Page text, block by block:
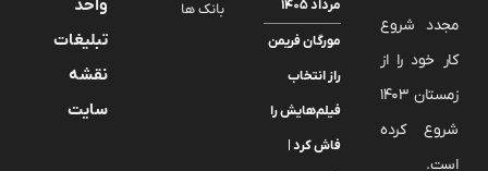
مجدد شروع
کار خود را از
زمستان 1403
شروع کرده
است.
مرداد ۱۴۰۵
مورگان فریمن
راز انتخاب
فیلم‌هایش را
فاش کرد |
بانک ها
واحد
تبلیغات
نقشه
سایت